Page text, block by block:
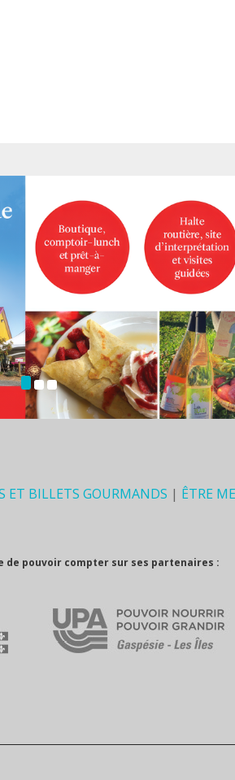
ET BILLETS GOURMANDS | ÊTRE
de pouvoir compter sur ses partenaires :